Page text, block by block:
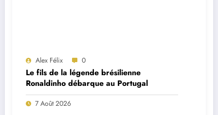
Alex Félix 0
Le fils de la légende brésilienne
Ronaldinho débarque au Portugal
7 Août 2026